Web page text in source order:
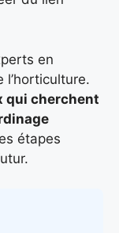
en
qui cherchent
étapes